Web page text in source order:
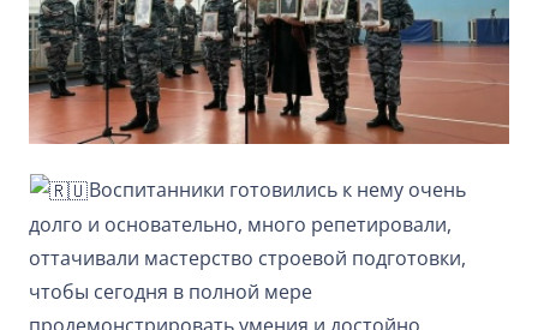
Воспитанники готовились к нему очень
долго и основательно, много репетировали,
оттачивали мастерство строевой подготовки,
чтобы сегодня в полной мере